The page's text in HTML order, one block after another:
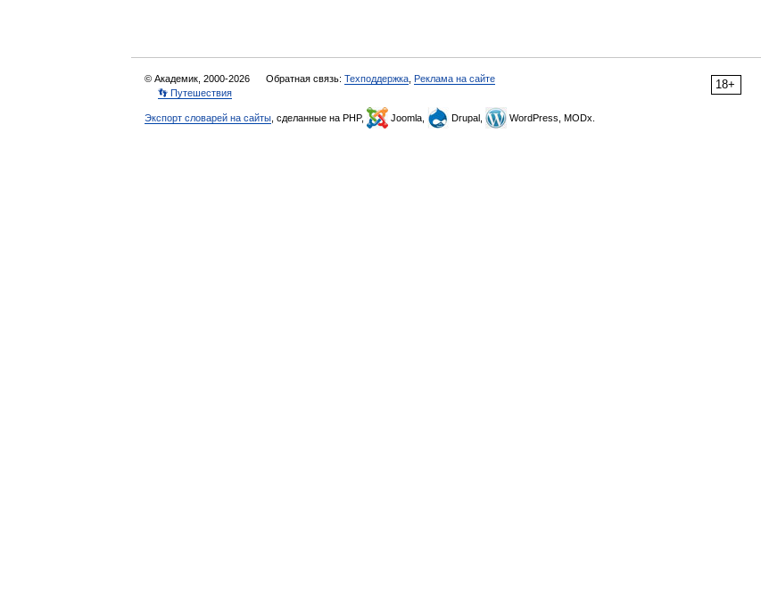
18+
© Академик, 2000-2026 Обратная связь: Техподдержка Реклама на сайте
👣 Путешествия
Экспорт словарей на сайты , сделанные на PHP, Joomla, Drupal, WordPress, MODx.